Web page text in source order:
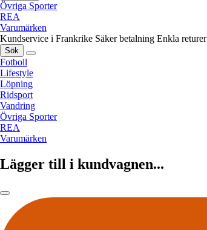
Övriga Sporter
REA
Varumärken
Kundservice i Frankrike Säker betalning Enkla returer
Sök
Fotboll
Lifestyle
Löpning
Ridsport
Vandring
Övriga Sporter
REA
Varumärken
Lägger till i kundvagnen...